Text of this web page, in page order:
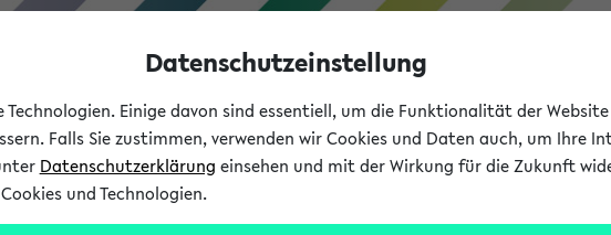
Studium
Datenschutzeinstellung
Technologien. Einige davon sind essentiell, um die Funktionalität der
Falls Sie zustimmen, verwenden wir Cookies und Daten auch, um Ihre
Datenschutzerklärung einsehen und mit der Wirkung für die Zukunft
und Technologien.